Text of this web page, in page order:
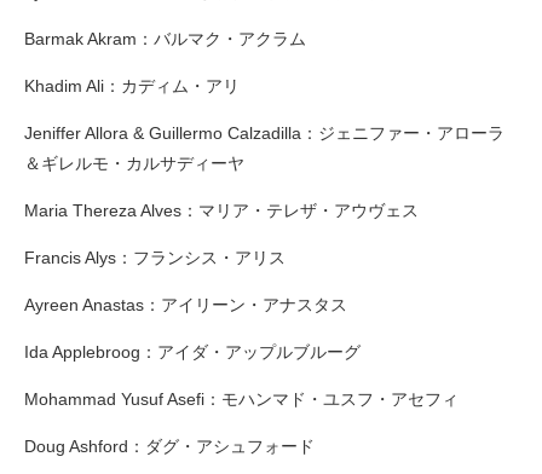
Barmak Akram：バルマク・アクラム
Khadim Ali：カディム・アリ
Jeniffer Allora & Guillermo Calzadilla：ジェニファー・アローラ
＆ギレルモ・カルサディーヤ
Maria Thereza Alves：マリア・テレザ・アウヴェス
Francis Alys：フランシス・アリス
Ayreen Anastas：アイリーン・アナスタス
Ida Applebroog：アイダ・アップルブルーグ
Mohammad Yusuf Asefi：モハンマド・ユスフ・アセフィ
Doug Ashford：ダグ・アシュフォード